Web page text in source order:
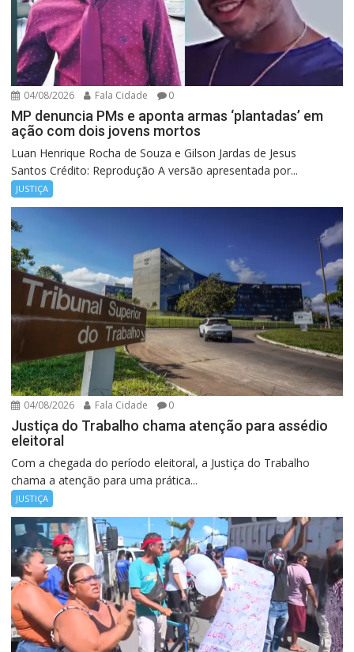
04/08/2026 Fala Cidade 0
MP denuncia PMs e aponta armas ‘plantadas’ em
ação com dois jovens mortos
Luan Henrique Rocha de Souza e Gilson Jardas de Jesus
Santos Crédito: Reprodução A versão apresentada por...
JUSTIÇA
04/08/2026 Fala Cidade 0
Justiça do Trabalho chama atenção para assédio
eleitoral
Com a chegada do período eleitoral, a Justiça do Trabalho
chama a atenção para uma prática...
JUSTIÇA